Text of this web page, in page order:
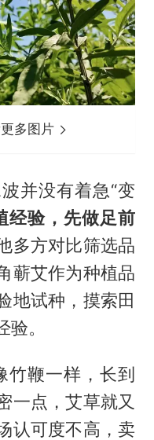
多图片
并没有着急“变
经验，先做足前
多方对比筛选品
蕲艾作为种植品
地试种，摸索田
。
竹鞭一样，长到
一点，艾草就又
认可度不高，卖